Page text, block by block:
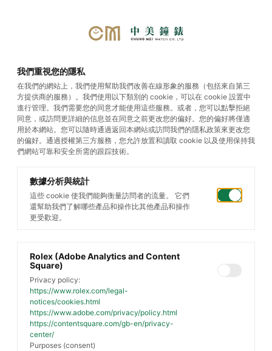
Datejust
我們重視您的隱私
在我們的網站上，我們使用幫助我們改善在線形象的服務（包括來自第三
方提供商的服務）。我們使用以下類別的 cookie，可以在 cookie 設置中
進行管理。我們需要您的同意才能使用這些服務。或者，您可以點擊拒絕
同意，或訪問更詳細的信息並在同意之前更改您的偏好。您的偏好將僅適
用於本網站。您可以隨時通過返回本網站或訪問我們的隱私政策來更改您
的偏好。通過授權第三方服務，您允許放置和讀取 cookie 以及使用保持我
們網站可靠和安全所需的跟踪技術。
數據分析與統計
這些 cookie 使我們能夠衡量訪問者的流量。 它們
還幫助我們了解哪些產品和操作比其他產品和操作
更受歡迎。
Rolex (Adobe Analytics and Content
Square)
Privacy policy:
https://www.rolex.com/legal-
notices/cookies.html
https://www.adobe.com/privacy/policy.html
https://contentsquare.com/gb-en/privacy-
center/
Purposes (consent)